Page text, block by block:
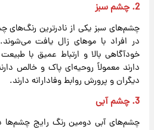
2. چشم سبز
چشم‌های سبز یکی از نادرترین رنگ‌های
در افراد با موهای زال یافت
خودآگاهی بالا و ارتباط عمیق با
دارند معمولاً روحیه‌ای پاک و خالص
دیگران و پرورش روابط وفادارانه دارند.
3. چشم آبی
چشم‌های آبی دومین رنگ رایج چشم‌ها